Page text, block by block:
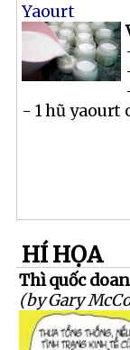
Yaourt
- 1 hũ yaourt
HÍ HỌA
Thì quốc
(by Gary